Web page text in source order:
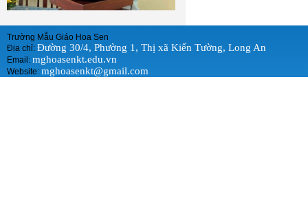
Trường Mẫu Giáo Hoa Sen
Địa chỉ: Đường 30/4, Phường 1, Thị xã Kiến Tường, Long An
Email: mghoasenkt.edu.vn
Website: mghoasenkt@gmail.com